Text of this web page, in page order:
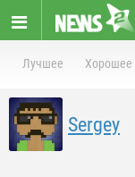
Лучшее Хорошее
Sergey